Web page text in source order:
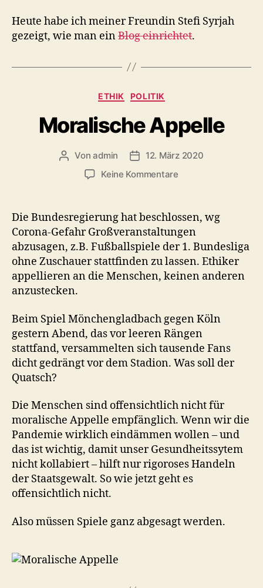
Heute habe ich meiner Freundin Stefi Syrjah
gezeigt, wie man einBlog einrichtet.
Kategorien
ETHIK POLITIK
Moralische Appelle
Beitragsautor
Vonadmin Beitragsdatum
12. März 2020
Keine Kommentarezu
Die Bundesregierung hat beschlossen, wg
Corona-Gefahr Großveranstaltungen
abzusagen, z.B. Fußballspiele der 1. Bundesliga
ohne Zuschauer stattfinden zu lassen. Ethiker
appellieren an die Menschen, keinen anderen
anzustecken.
Beim Spiel Mönchengladbach gegen Köln
gestern Abend, das vor leeren Rängen
stattfand, versammelten sich tausende Fans
dicht gedrängt vor dem Stadion. Was soll der
Quatsch?
Die Menschen sind offensichtlich nicht für
moralische Appelle empfänglich. Wenn wir die
Pandemie wirklich eindämmen wollen – und
das ist wichtig, damit unser Gesundheitssytem
nicht kollabiert – hilft nur rigoroses Handeln
der Staatsgewalt. So wie jetzt geht es
offensichtlich nicht.
Also müssen Spiele ganz abgesagt werden.